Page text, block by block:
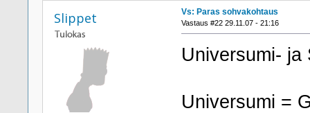
Slippet Vs: Paras sohvakohtaus
Vastaus #22 29.11.07 - 21:16
Universumi- ja
Universumi =